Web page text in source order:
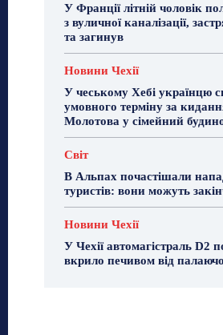
У Франції літній чоловік
з вуличної каналізації,
та загинув
Новини Чехії
У чеському Хебі українцю
умовного терміну за
Молотова у сімейний
Світ
В Альпах почастішали
туристів: вони можуть
Новини Чехії
У Чехії автомагістраль D2
вкрило печивом від